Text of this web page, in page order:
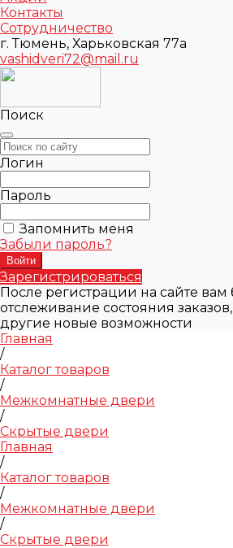
Контакты
Сотрудничество
г. Тюмень, Харьковская 77а
vashidveri72@mail.ru
Поиск
Логин
Пароль
Запомнить меня
Забыли пароль?
Зарегистрироваться
После регистрации на сайте вам
отслеживание состояния
другие новые возможности
Главная
/
Каталог товаров
/
Межкомнатные двери
/
Скрытые двери
Главная
/
Каталог товаров
/
Межкомнатные двери
/
Скрытые двери